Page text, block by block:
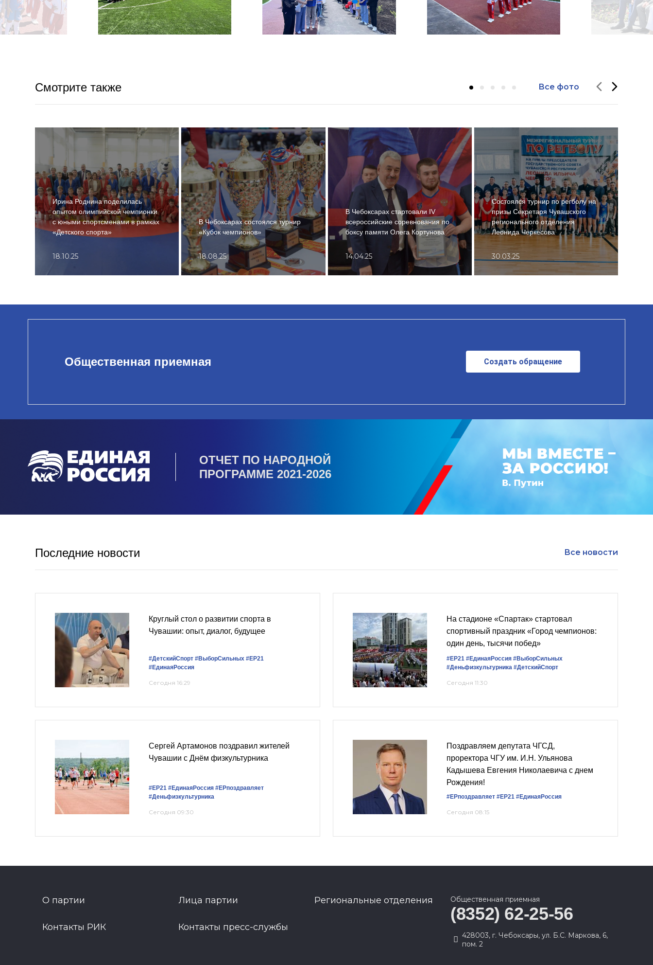
Смотрите также Все фото
Ирина Роднина поделилась
опытом олимпийской чемпионки
с юными спортсменами в рамках
«Детского спорта»
18.10.25
В Чебоксарах состоялся турнир
«Кубок чемпионов»
18.08.25
В Чебоксарах стартовали IV
всероссийские соревнования по
боксу памяти Олега Кортунова
14.04.25
Состоялся турнир по регболу на
призы Секретаря Чувашского
регионального отделения
Леонида Черкесова
30.03.25
Общественная приемная Создать обращение
ОТЧЕТ ПО НАРОДНОЙ
ПРОГРАММЕ 2021-2026
Последние новости Все новости
Круглый стол о развитии спорта в
Чувашии: опыт, диалог, будущее
#ДетскийСпорт #ВыборСильных #ЕР21
#ЕдинаяРоссия
Сегодня 16:29
На стадионе «Спартак» стартовал
спортивный праздник «Город чемпионов:
один день, тысячи побед»
#ЕР21 #ЕдинаяРоссия #ВыборСильных
#Деньфизкультурника #ДетскийСпорт
Сегодня 11:30
Сергей Артамонов поздравил жителей
Чувашии с Днём физкультурника
#ЕР21 #ЕдинаяРоссия #ЕРпоздравляет
#Деньфизкультурника
Сегодня 09:30
Поздравляем депутата ЧГСД,
проректора ЧГУ им. И.Н. Ульянова
Кадышева Евгения Николаевича с днем
Рождения!
#ЕРпоздравляет #ЕР21 #ЕдинаяРоссия
Сегодня 08:15
О партии Лица партии Региональные отделения
Контакты РИК Контакты пресс-службы
Общественная приемная
(8352) 62-25-56
428003, г. Чебоксары, ул. Б.С. Маркова, 6,
пом. 2